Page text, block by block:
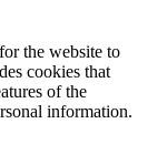
the website to
cookies that
of the
information.